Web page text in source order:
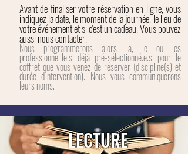
Avant de finaliser votre réservation en ligne, vous
indiquez la date, le moment de la journée, le lieu de
votre événement et si c'est un cadeau. Vous pouvez
aussi nous contacter.
Nous programmerons alors la, le ou les
professionnel.le.s déjà pré-sélectionné.e.s pour le
coffret que vous venez de réserver (discipline(s) et
durée d'intervention). Nous vous communiquerons
leurs noms.
LECTURE